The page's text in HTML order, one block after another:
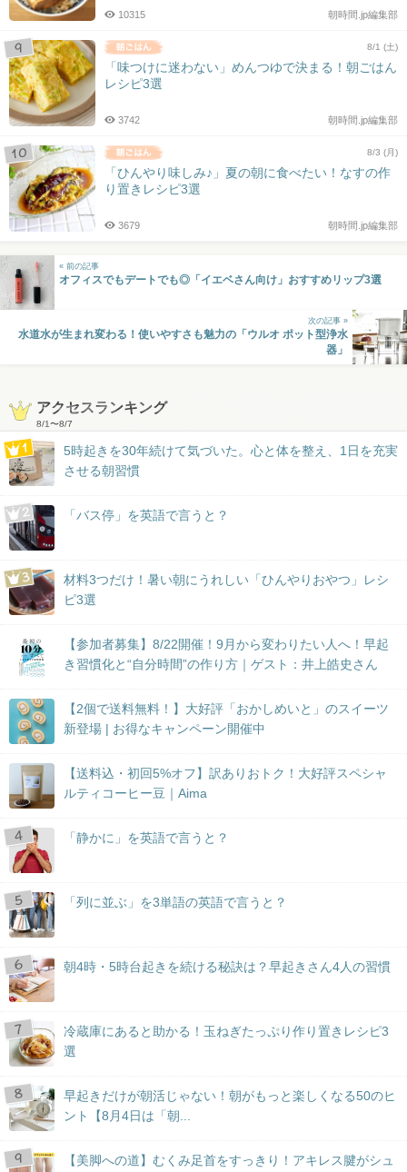
朝時間.jp編集部
10315
8/1 (土)
「味つけに迷わない」めんつゆで決まる！朝ごはん
レシピ3選
朝時間.jp編集部
3742
8/3 (月)
「ひんやり味しみ♪」夏の朝に食べたい！なすの作
り置きレシピ3選
朝時間.jp編集部
3679
« 前の記事
オフィスでもデートでも◎「イエベさん向け」おすすめリップ3選
次の記事 »
水道水が生まれ変わる！使いやすさも魅力の「ウルオ ポット型浄水
器」
アクセスランキング
8/1〜8/7
5時起きを30年続けて気づいた。心と体を整え、1日を充実
させる朝習慣
「バス停」を英語で言うと？
材料3つだけ！暑い朝にうれしい「ひんやりおやつ」レシ
ピ3選
【参加者募集】8/22開催！9月から変わりたい人へ！早起
き習慣化と“自分時間”の作り方｜ゲスト：井上皓史さん
【2個で送料無料！】大好評「おかしめいと」のスイーツ
新登場 | お得なキャンペーン開催中
【送料込・初回5%オフ】訳ありおトク！大好評スペシャ
ルティコーヒー豆｜Aima
「静かに」を英語で言うと？
「列に並ぶ」を3単語の英語で言うと？
朝4時・5時台起きを続ける秘訣は？早起きさん4人の習慣
冷蔵庫にあると助かる！玉ねぎたっぷり作り置きレシピ3
選
早起きだけが朝活じゃない！朝がもっと楽しくなる50のヒ
ント【8月4日は「朝...
【美脚への道】むくみ足首をすっきり！アキレス腱がシュ